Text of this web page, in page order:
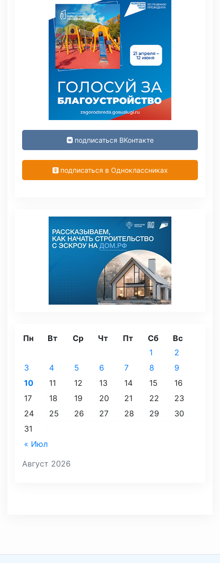
подписаться ВКонтакте
подписаться в Одноклассниках
Август 2026
Пн Вт Ср Чт Пт Сб Вс
« Июл
1
2
3
4 5 6 7 8
9
10
11 12 13 14 15
16
17
18 19 20 21 22
23
24
25 26 27 28 29
30
31